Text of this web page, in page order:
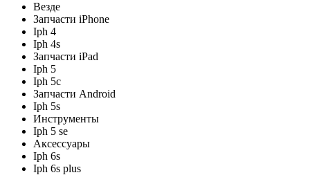
Везде
Запчасти iPhone
Iph 4
Iph 4s
Запчасти iPad
Iph 5
Iph 5c
Запчасти Android
Iph 5s
Инструменты
Iph 5 se
Аксессуары
Iph 6s
Iph 6s plus